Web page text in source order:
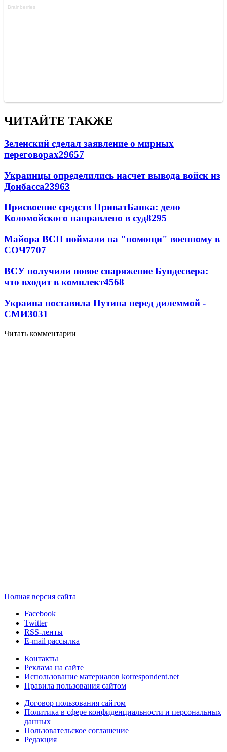
ЧИТАЙТЕ ТАКЖЕ
Зеленский сделал заявление о мирных
переговорах29657
Украинцы определились насчет вывода войск из
Донбасса23963
Присвоение средств ПриватБанка: дело
Коломойского направлено в суд8295
Майора ВСП поймали на "помощи" военному в
СОЧ7707
ВСУ получили новое снаряжение Бундесвера:
что входит в комплект4568
Украина поставила Путина перед дилеммой -
СМИ3031
Читать комментарии
Полная версия сайта
Facebook
Twitter
RSS-ленты
E-mail рассылка
Контакты
Реклама на сайте
Использование материалов korrespondent.net
Правила пользования сайтом
Договор пользования сайтом
Политика в сфере конфиденциальности и персональных
данных
Пользовательское соглашение
Редакция